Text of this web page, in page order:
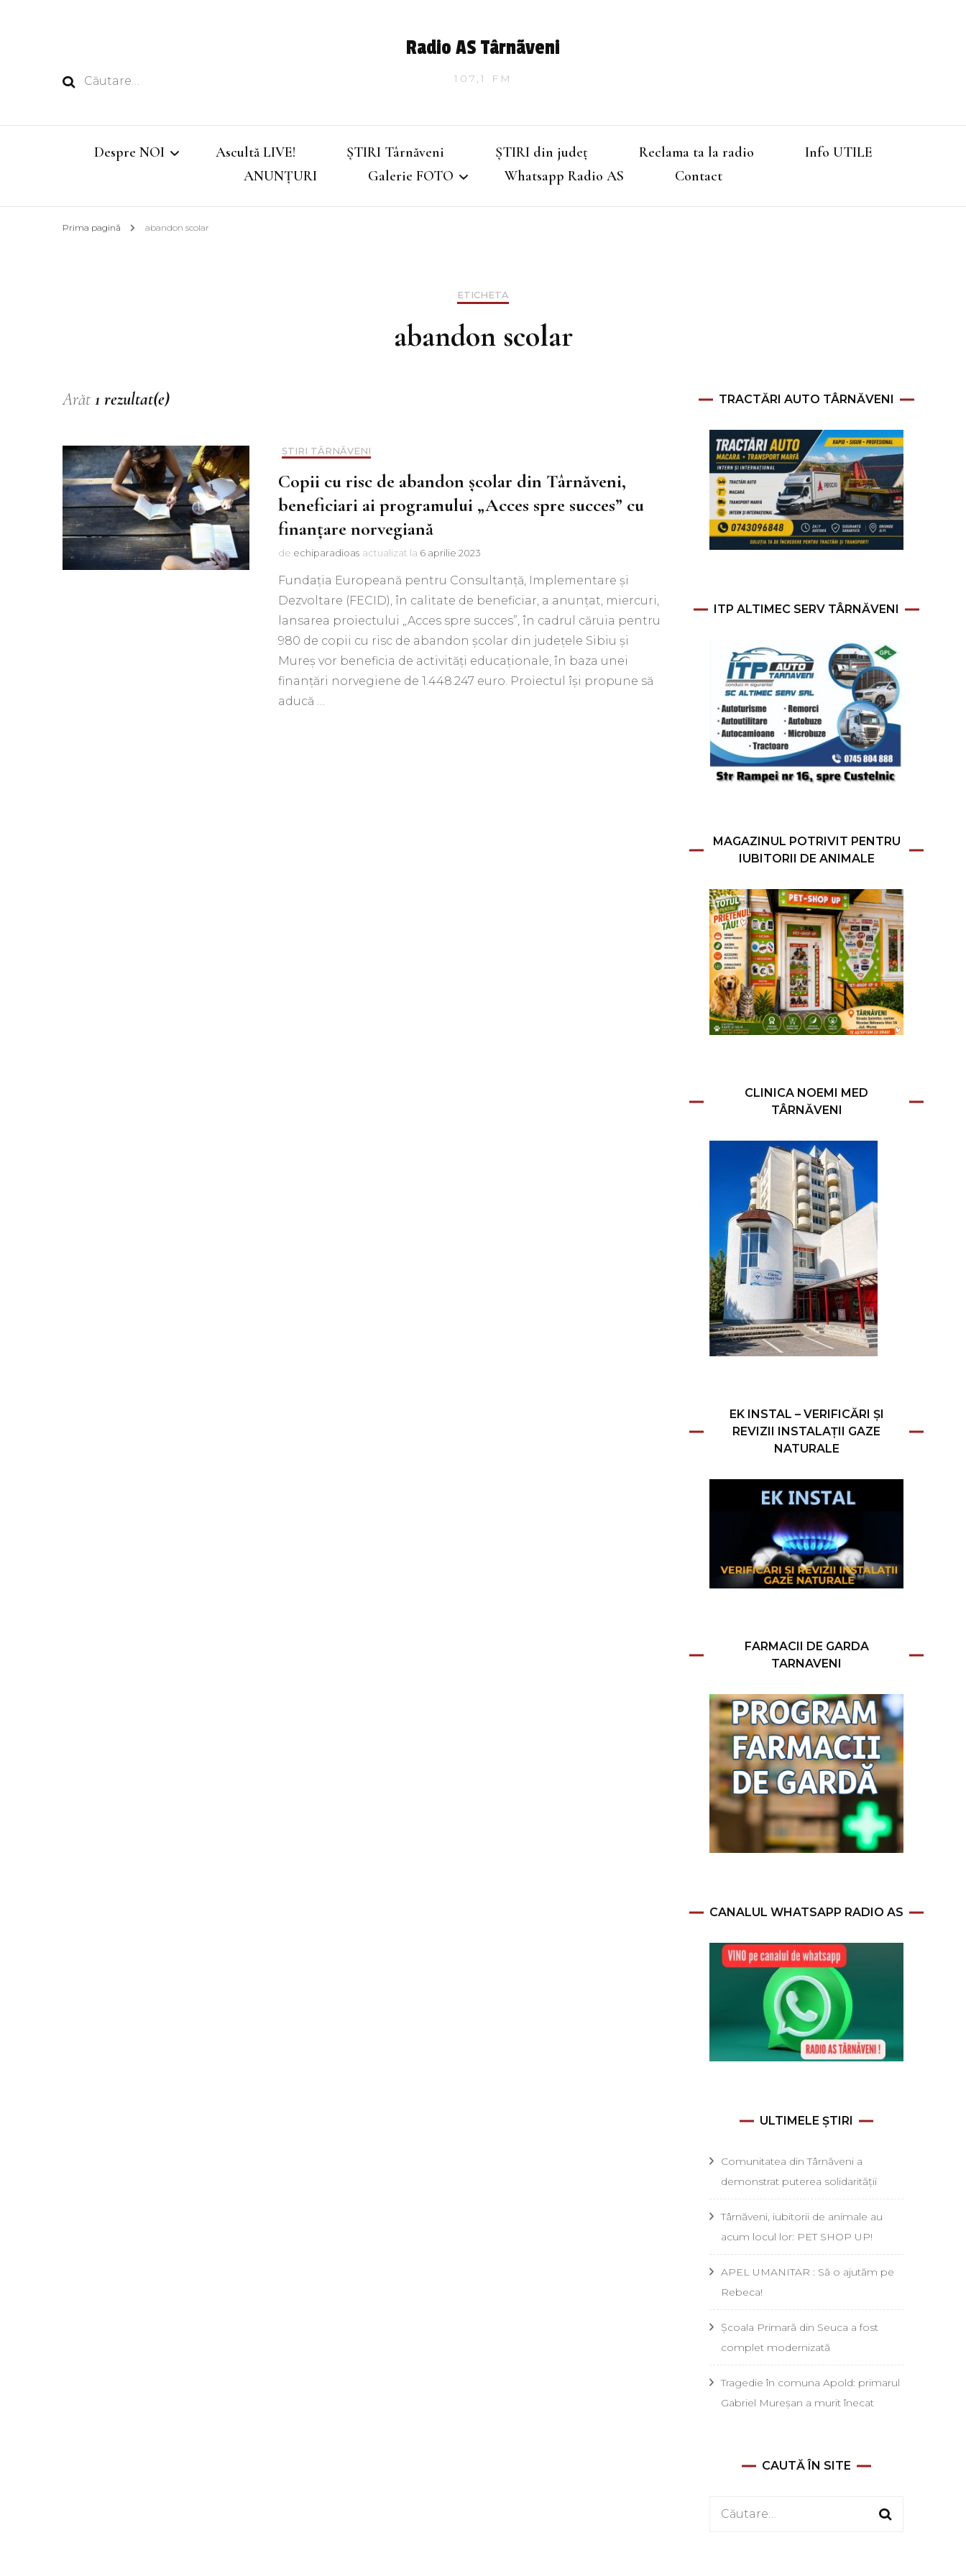
Caută
Radio AS Târnãveni
107,1 FM
Despre NOI
Piesa ta pe 107.1FM
Ascultă LIVE! ȘTIRI Târnăveni ȘTIRI din județ Reclama ta la radio
Info UTILE
ANUNȚURI
Galerie FOTO Whatsapp Radio AS Contact
Prima pagină abandon scolar
ETICHETA
abandon scolar
Arăt 1 rezultat(e)
ȘTIRI TÂRNĂVENI
Copii cu risc de abandon școlar din Târnăveni,
beneficiari ai programului „Acces spre succes” cu
finanțare norvegiană
de echiparadioas actualizat la 6 aprilie 2023
Fundaţia Europeană pentru Consultanţă, Implementare şi
Dezvoltare (FECID), în calitate de beneficiar, a anunţat, miercuri,
lansarea proiectului „Acces spre succes”, în cadrul căruia pentru
980 de copii cu risc de abandon şcolar din judeţele Sibiu şi
Mureş vor beneficia de activităţi educaţionale, în baza unei
finanţări norvegiene de 1.448.247 euro. Proiectul îşi propune să
aducă …
TRACTĂRI AUTO TÂRNĂVENI
ITP ALTIMEC SERV TÂRNĂVENI
MAGAZINUL POTRIVIT PENTRU
IUBITORII DE ANIMALE
CLINICA NOEMI MED
TÂRNĂVENI
EK INSTAL – VERIFICĂRI ȘI
REVIZII INSTALAȚII GAZE
NATURALE
FARMACII DE GARDA
TARNAVENI
CANALUL WHATSAPP RADIO AS
ULTIMELE ȘTIRI
Comunitatea din Târnăveni a
demonstrat puterea solidarității
Târnăveni, iubitorii de animale au
acum locul lor: PET SHOP UP!
APEL UMANITAR : Să o ajutăm pe
Rebeca!
Școala Primară din Seuca a fost
complet modernizată
Tragedie în comuna Apold: primarul
Gabriel Mureșan a murit înecat
CAUTĂ ÎN SITE
Caută